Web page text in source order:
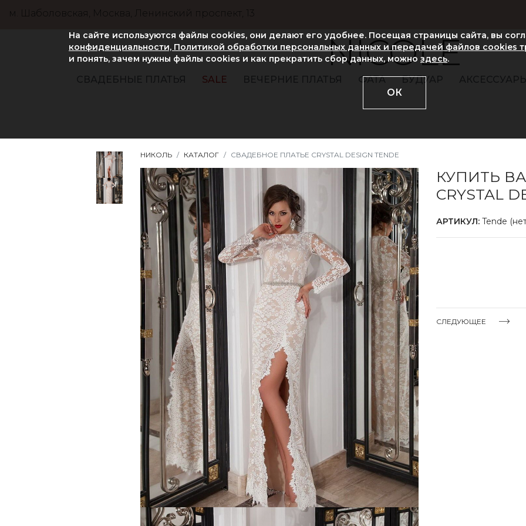
м. Шаболовская, Москва, Ленинский проспект, 13
NICOLE
СВАДЕБНЫЕ ПЛАТЬЯ SALE ВЕЧЕРНИЕ ПЛАТЬЯ ФАТА БУДУАР
НИКОЛЬ КАТАЛОГ СВАДЕБНОЕ ПЛАТЬЕ CRYSTAL DESIGN TENDE
КУПИТЬ
CRYSTAL
АРТИКУЛ: Tende
СЛЕДУЮЩЕЕ
На сайте используются файлы cookies, они делают его удобнее. Посещая страницы сайта, вы
конфиденциальности, Политикой обработки персональных данных и передачей файлов cookies
и понять, зачем нужны файлы сookies и как прекратить сбор данных, можно здесь.
ОК